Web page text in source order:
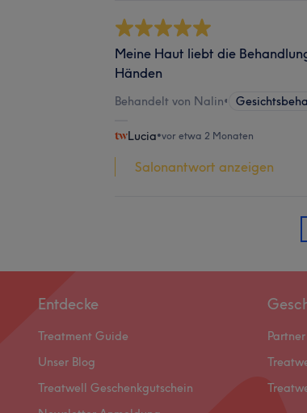
Meine Haut liebt die
Händen
Behandelt von Nalin•
Lucia•vor etwa 2 Monaten
Salonantwort anzeigen
Entdecke
Treatment Guide
Unser Blog
Treatwell Geschenkgutschein